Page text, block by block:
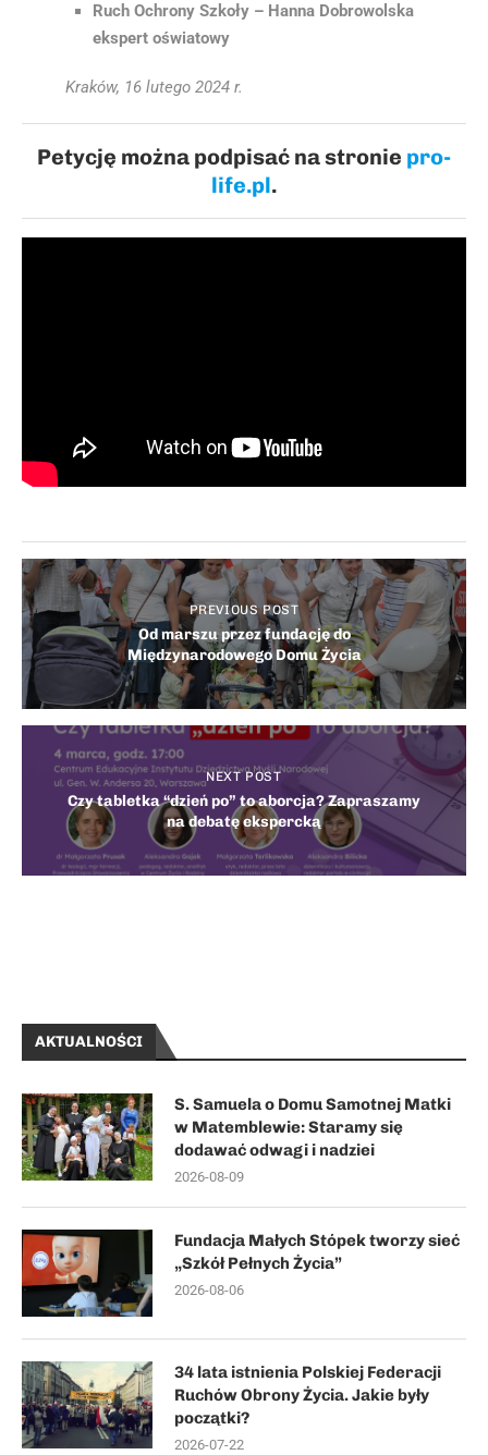
Ruch Ochrony Szkoły – Hanna Dobrowolska
ekspert oświatowy
Kraków, 16 lutego 2024 r.
Petycję można podpisać na stronie pro-
life.pl.
PREVIOUS POST
Od marszu przez fundację do
Międzynarodowego Domu Życia
NEXT POST
Czy tabletka “dzień po” to aborcja? Zapraszamy
na debatę ekspercką
AKTUALNOŚCI
S. Samuela o Domu Samotnej Matki
w Matemblewie: Staramy się
dodawać odwagi i nadziei
2026-08-09
Fundacja Małych Stópek tworzy sieć
„Szkół Pełnych Życia”
2026-08-06
34 lata istnienia Polskiej Federacji
Ruchów Obrony Życia. Jakie były
początki?
2026-07-22